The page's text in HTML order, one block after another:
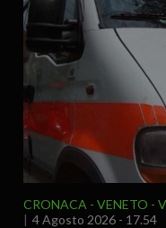
CRONACA VENETO
4 Agosto 2026 - 17.54